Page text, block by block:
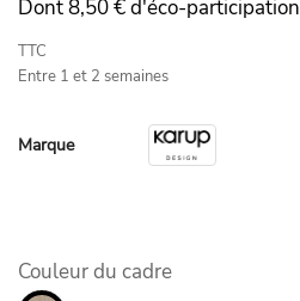
Dont 8,50 € d'éco-participation
TTC
Entre 1 et 2 semaines
Marque
Couleur du cadre